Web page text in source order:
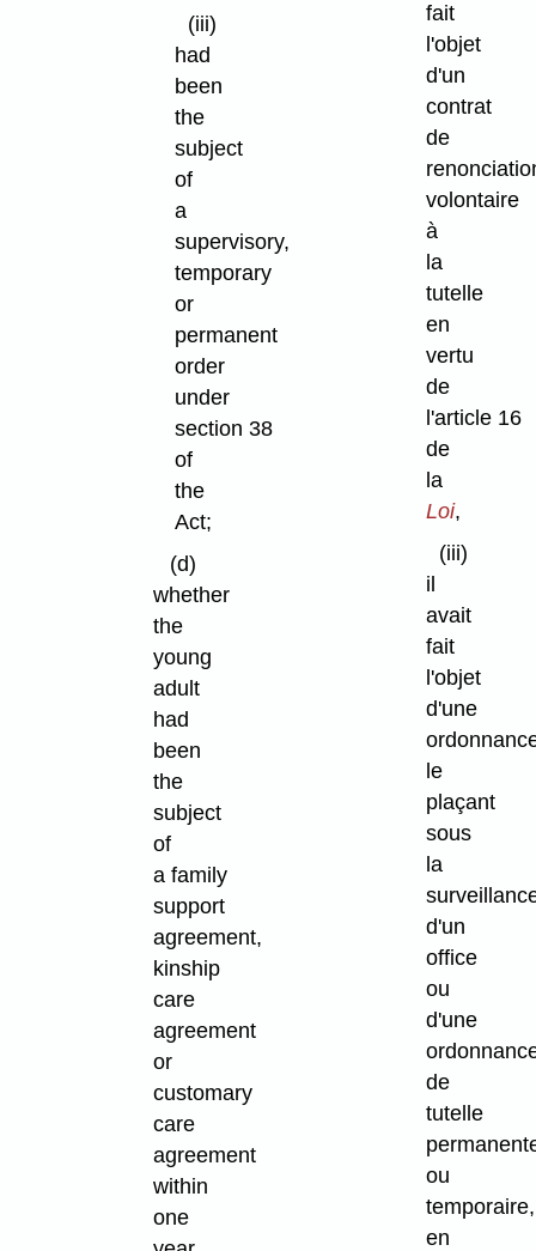
(iii)
had
been
the
subject
of
a
supervisory,
temporary
or
permanent
order
under
section 38
of
the
Act;
(d)
whether
the
young
adult
had
been
the
subject
of
a family
support
agreement,
kinship
care
agreement
or
customary
care
agreement
within
one
fait
l'objet
d'un
contrat
de
volontaire
à
la
tutelle
en
vertu
de
l'article 16
de
la
Loi,
(iii)
il
avait
fait
l'objet
d'une
le
plaçant
sous
la
d'un
office
ou
d'une
de
tutelle
ou
temporaire,
en